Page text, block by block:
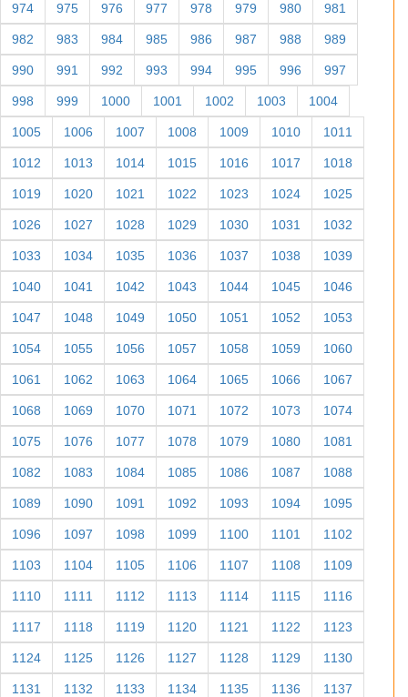
974 975 976 977 978 979 980 981
982 983 984 985 986 987 988 989
990 991 992 993 994 995 996 997
998 999 1000 1001 1002 1003 1004
1005 1006 1007 1008 1009 1010 1011
1012 1013 1014 1015 1016 1017 1018
1019 1020 1021 1022 1023 1024 1025
1026 1027 1028 1029 1030 1031 1032
1033 1034 1035 1036 1037 1038 1039
1040 1041 1042 1043 1044 1045 1046
1047 1048 1049 1050 1051 1052 1053
1054 1055 1056 1057 1058 1059 1060
1061 1062 1063 1064 1065 1066 1067
1068 1069 1070 1071 1072 1073 1074
1075 1076 1077 1078 1079 1080 1081
1082 1083 1084 1085 1086 1087 1088
1089 1090 1091 1092 1093 1094 1095
1096 1097 1098 1099 1100 1101 1102
1103 1104 1105 1106 1107 1108 1109
1110 1111 1112 1113 1114 1115 1116
1117 1118 1119 1120 1121 1122 1123
1124 1125 1126 1127 1128 1129 1130
1131 1132 1133 1134 1135 1136 1137